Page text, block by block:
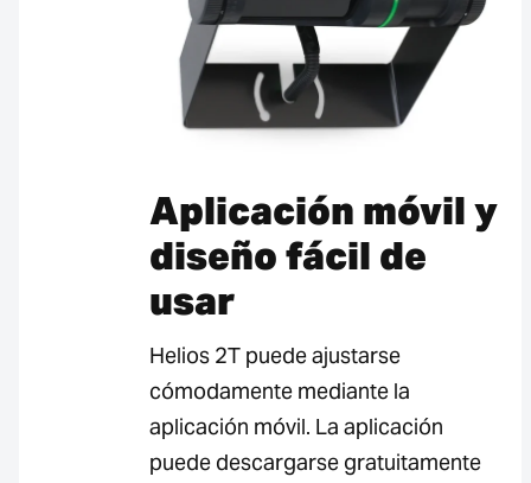
Aplicación móvil y
diseño fácil de
usar
Helios 2T puede ajustarse
cómodamente mediante la
aplicación móvil. La aplicación
puede descargarse gratuitamente